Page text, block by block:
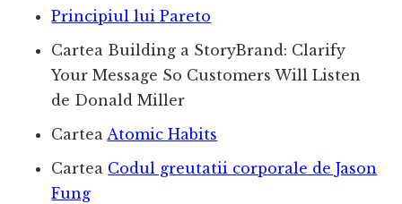
Principiul lui Pareto
Cartea Building a StoryBrand: Clarify
Your Message So Customers Will Listen
de Donald Miller
CarteaAtomic Habits
Cartea Codul greutatii corporale de Jason
Fung